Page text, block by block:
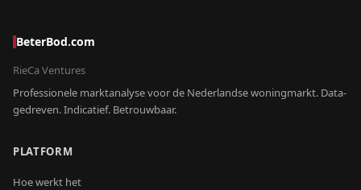
BeterBod.com
RieCa Ventures
Professionele marktanalyse voor de Nederlandse woningmarkt. Data-
gedreven. Indicatief. Betrouwbaar.
PLATFORM
Hoe werkt het